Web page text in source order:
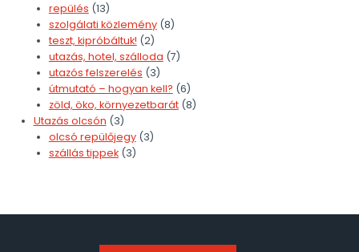
repülés (13)
szolgálati közlemény(8)
teszt, kipróbáltuk! (2)
utazás, hotel, szálloda (7)
utazós felszerelés (3)
útmutató – hogyan kell? (6)
zöld, öko, környezetbarát(8)
Utazás olcsón (3)
olcsó repülőjegy(3)
szállás tippek(3)